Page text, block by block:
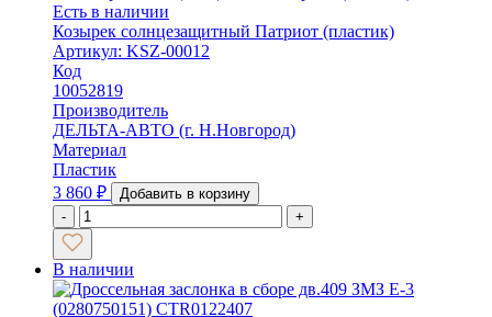
Есть в наличии
Козырек солнцезащитный Патриот (пластик)
Артикул: KSZ-00012
Код
10052819
Производитель
ДЕЛЬТА-АВТО (г. Н.Новгород)
Материал
Пластик
3 860 ₽
Добавить в корзину
-
+
В наличии